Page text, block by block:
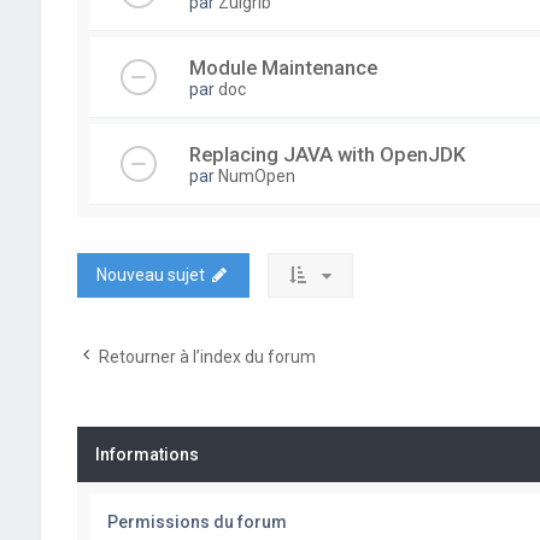
Module Maintenance
pardoc
Replacing JAVA with OpenJDK
par NumOpen
Nouveau sujet
Retourner à l’index du forum
Informations
Permissions du forum